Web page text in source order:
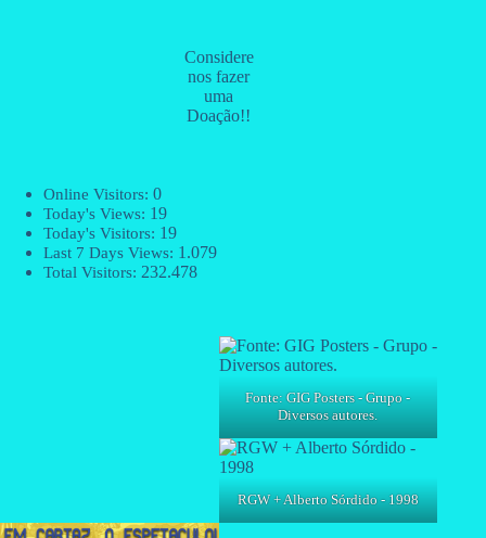
Considere
nos fazer
uma
Doação!!
Online Visitors: 0
Today's Views: 19
Today's Visitors: 19
Last 7 Days Views: 1.079
Total Visitors: 232.478
Fonte: GIG Posters - Grupo -
Diversos autores.
RGW + Alberto Sórdido - 1998